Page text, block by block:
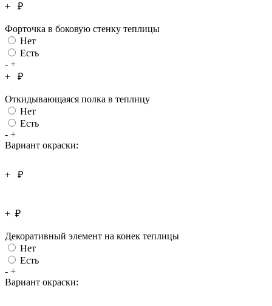
+
₽
Форточка в боковую стенку теплицы
Нет
Есть
- +
+
₽
Откидывающаяся полка в теплицу
Нет
Есть
- +
Вариант окраски:
+ ₽
+ ₽
Декоративный элемент на конек теплицы
Нет
Есть
- +
Вариант окраски: